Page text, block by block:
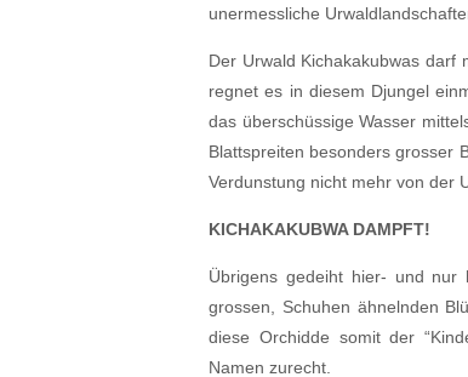
unermessliche
Der Urwald Kichakakubwas darf
regnet es in diesem Djungel
das überschüssige Wasser
Blattspreiten besonders grosser
Verdunstung nicht mehr von der
KICHAKAKUBWA DAMPFT!
Übrigens gedeiht hier- und nur
grossen, Schuhen ähnelnden
diese Orchidde somit der
Namen zurecht.